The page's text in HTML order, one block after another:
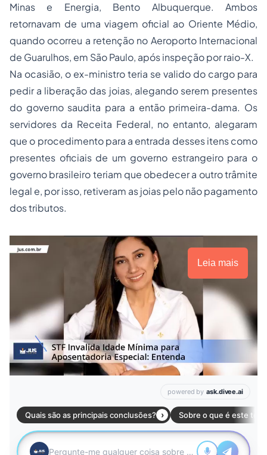
Minas e Energia, Bento Albuquerque. Ambos
retornavam de uma viagem oficial ao Oriente Médio,
quando ocorreu a retenção no Aeroporto Internacional
de Guarulhos, em São Paulo, após inspeção por raio-X.
Na ocasião, o ex-ministro teria se valido do cargo para
pedir a liberação das joias, alegando serem presentes
do governo saudita para a então primeira-dama. Os
servidores da Receita Federal, no entanto, alegaram
que o procedimento para a entrada desses itens como
presentes oficiais de um governo estrangeiro para o
governo brasileiro teriam que obedecer a outro trâmite
legal e, por isso, retiveram as joias pelo não pagamento
dos tributos.
Leia mais